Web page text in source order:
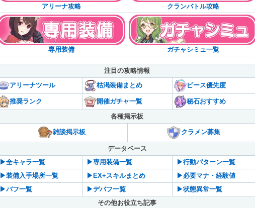
アリーナ攻略 クランバトル攻略
専用装備 ガチャシミュ一覧
注目の攻略情報
アリーナツール
枯渇装備まとめ ピース優先度
推奨ランク 開催ガチャ一覧 秘石おすすめ
各種掲示板
雑談掲示板 クラメン募集
データベース
▶︎全キャラ一覧
▶︎専用装備一覧
▶︎行動パターン一覧
▶︎装備入手場所一覧
▶︎EX+スキルまとめ
▶︎必要マナ・経験値
▶︎バフ一覧
▶︎デバフ一覧
▶︎状態異常一覧
その他お役立ち記事